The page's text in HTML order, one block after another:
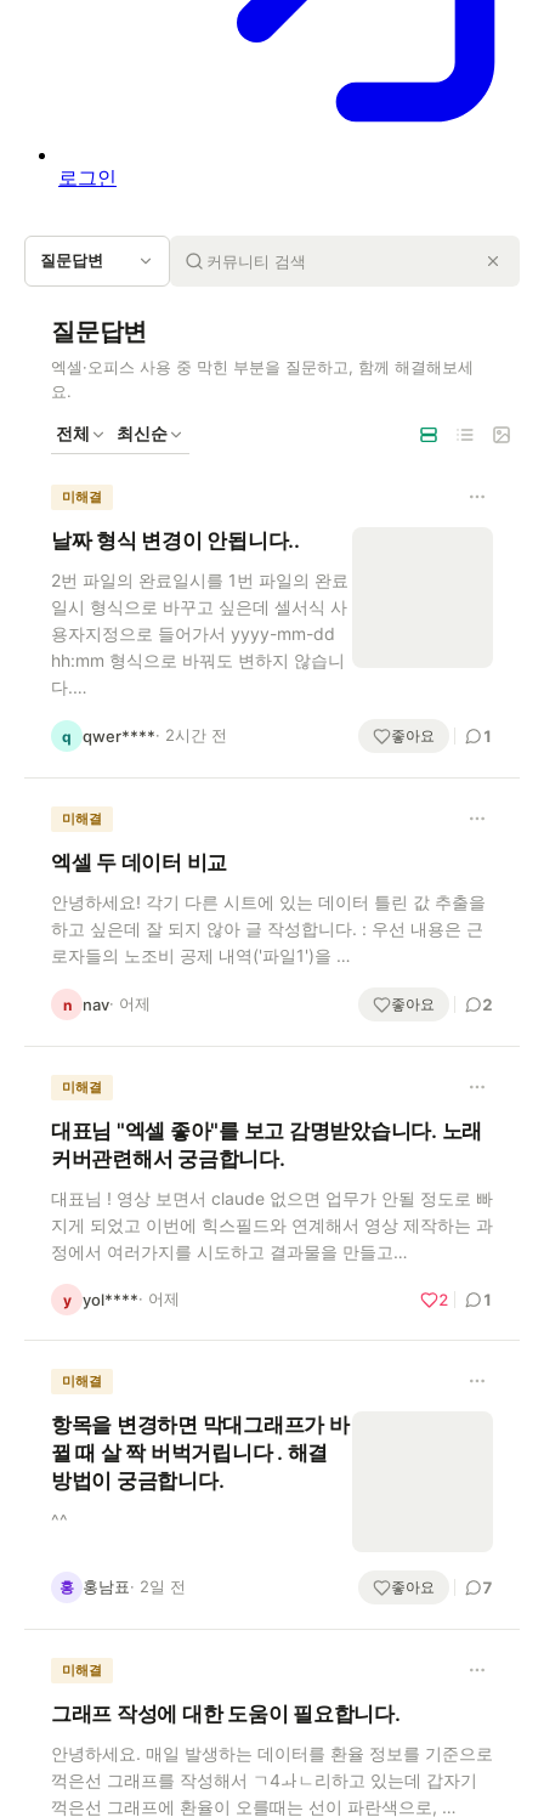
로그인
질문답변
질문답변
엑셀·오피스 사용 중 막힌 부분을 질문하고, 함께 해결해보세
요.
전체 최신순
미해결
날짜 형식 변경이 안됩니다..
2번 파일의 완료일시를 1번 파일의 완료
일시 형식으로 바꾸고 싶은데 셀서식 사
용자지정으로 들어가서 yyyy-mm-dd
hh:mm 형식으로 바꿔도 변하지 않습니
다.…
q qwer****· 2시간 전 좋아요 1
미해결
엑셀 두 데이터 비교
안녕하세요! 각기 다른 시트에 있는 데이터 틀린 값 추출을
하고 싶은데 잘 되지 않아 글 작성합니다. : 우선 내용은 근
로자들의 노조비 공제 내역('파일1')을 …
n nav· 어제 좋아요 2
미해결
대표님 "엑셀 좋아"를 보고 감명받았습니다. 노래
커버관련해서 궁금합니다.
대표님 ! 영상 보면서 claude 없으면 업무가 안될 정도로 빠
지게 되었고 이번에 힉스필드와 연계해서 영상 제작하는 과
정에서 여러가지를 시도하고 결과물을 만들고…
y yol****· 어제 2 1
미해결
항목을 변경하면 막대그래프가 바
뀔 때 살 짝 버벅거립니다 . 해결
방법이 궁금합니다.
^^
홍 홍남표· 2일 전 좋아요 7
미해결
그래프 작성에 대한 도움이 필요합니다.
안녕하세요. 매일 발생하는 데이터를 환율 정보를 기준으로
꺽은선 그래프를 작성해서 ㄱ4ㅘㄴ리하고 있는데 갑자기
꺽은선 그래프에 환율이 오를때는 선이 파란색으로, …